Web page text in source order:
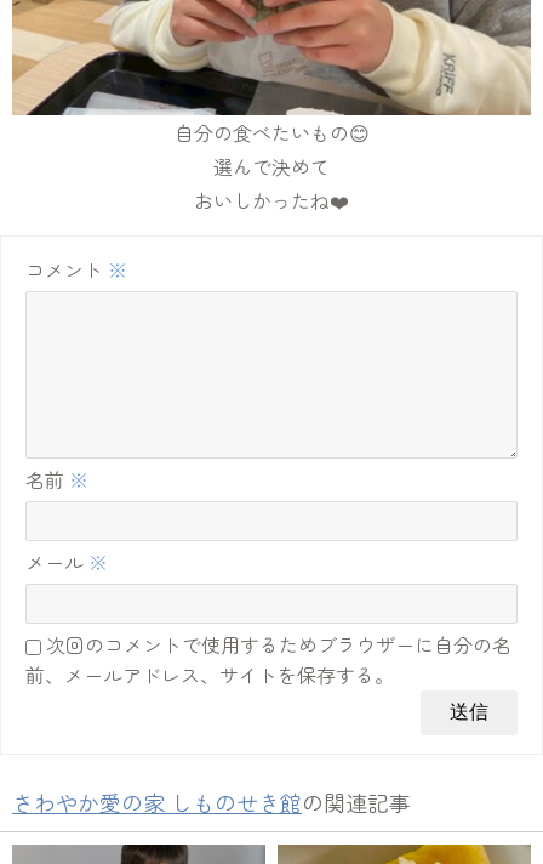
自分の食べたいもの😊
選んで決めて
おいしかったね❤️
コメント ※
名前 ※
メール ※
次回のコメントで使用するためブラウザーに自分の名
前、メールアドレス、サイトを保存する。
さわやか愛の家 しものせき館の関連記事